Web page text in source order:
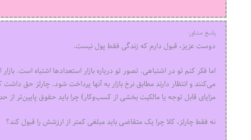
پاسخ مشاور:
دوست عزیز، قبول دارم که زندگی فقط پول نیست.
اما فکر کنم تو در اشتباهی. تصور تو درباره بازار استعدادها اشتباه است.
می‌کنند و انتظار دارند مطابق نرخ بازار به آنها پرداخت شود. چارلز حق
مزایای قابل توجه یا مالکیت بخشی از کسب‌وکار) چرا باید حقوق پایین‌تر از
نه فقط چارلز، کلا چرا یک متقاضی باید مبلغی کمتر از ارزشش را قبول کند؟